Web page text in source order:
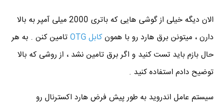
الان دیگه خیلی از گوشی هایی که باتری 2000 میلی آمپر به بالا
دارن ، میتونن برق هارد رو با همونکابل OTG
تامین کنن . به هر
حال بازم باید تست کنید و اگر برق تامین نشد ، از روشی که بالا
توضیح دادم استفاده کنید .
سیستم عامل اندروید به طور پیش فرض هارد اکسترنال رو